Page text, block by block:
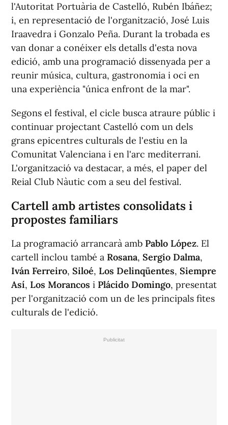
l'Autoritat Portuària de Castelló, Rubén Ibáñez;
i, en representació de l'organització, José Luis
Iraavedra i Gonzalo Peña. Durant la trobada es
van donar a conéixer els detalls d'esta nova
edició, amb una programació dissenyada per a
reunir música, cultura, gastronomia i oci en
una experiència "única enfront de la mar".
Segons el festival, el cicle busca atraure públic i
continuar projectant Castelló com un dels
grans epicentres culturals de l'estiu en la
Comunitat Valenciana i en l'arc mediterrani.
L'organització va destacar, a més, el paper del
Reial Club Nàutic com a seu del festival.
Cartell amb artistes consolidats i
propostes familiars
La programació arrancarà amb Pablo López. El
cartell inclou també a Rosana, Sergio Dalma,
Iván Ferreiro, Siloé, Los Delinqüentes, Siempre
Así, Los Morancos i Plácido Domingo, presentat
per l'organització com un de les principals fites
culturals de l'edició.